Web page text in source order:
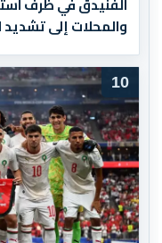
والمحلات إلى تشديد
10